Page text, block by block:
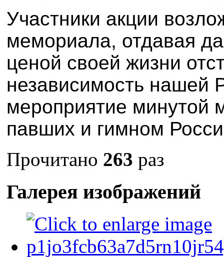
Участники акции
мемориала, отдавая
ценой своей жизни
независимость нашей
мероприятие минутой
павших и гимном
Прочитано 263 раз
Галерея изображений